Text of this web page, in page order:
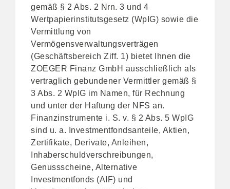
gemäß § 2 Abs. 2 Nrn. 3 und 4
Wertpapierinstitutsgesetz (WpIG) sowie die
Vermittlung von
Vermögensverwaltungsverträgen
(Geschäftsbereich Ziff. 1) bietet Ihnen die
ZOEGER Finanz GmbH ausschließlich als
vertraglich gebundener Vermittler gemäß §
3 Abs. 2 WpIG im Namen, für Rechnung
und unter der Haftung der NFS an.
Finanzinstrumente i. S. v. § 2 Abs. 5 WpIG
sind u. a. Investmentfondsanteile, Aktien,
Zertifikate, Derivate, Anleihen,
Inhaberschuldverschreibungen,
Genussscheine, Alternative
Investmentfonds (AIF) und